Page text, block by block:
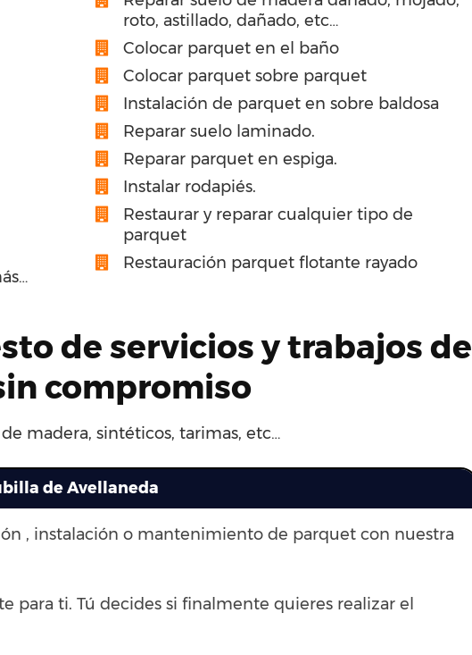
roto, astillado, dañado, etc…
Colocar parquet en el baño
Colocar parquet sobre parquet
Instalación de parquet en sobre baldosa
Reparar suelo laminado.
Reparar parquet en espiga.
Instalar rodapiés.
Restaurar y reparar cualquier tipo de
parquet
Restauración parquet flotante rayado
de servicios y trabajos de
compromiso
madera, sintéticos, tarimas, etc…
de Avellaneda
, instalación o mantenimiento de parquet con nuestra
para ti. Tú decides si finalmente quieres realizar el